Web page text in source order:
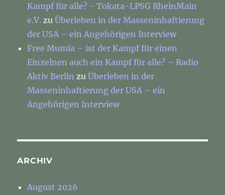
Kampf für alle? - Tokata-LPSG RheinMain
e.V. zuÜberleben in der Masseninhaftierung
der USA – ein Angehörigen Interview
Free Mumia – ist der Kampf für einen
Einzelnen auch ein Kampf für alle? – Radio
Aktiv Berlin zuÜberleben in der
Masseninhaftierung der USA – ein
Angehörigen Interview
ARCHIV
August 2026